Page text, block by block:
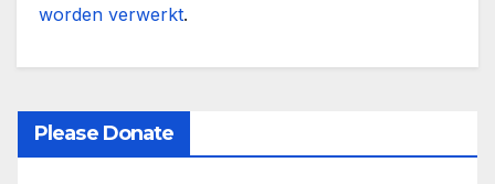
worden verwerkt.
Please Donate